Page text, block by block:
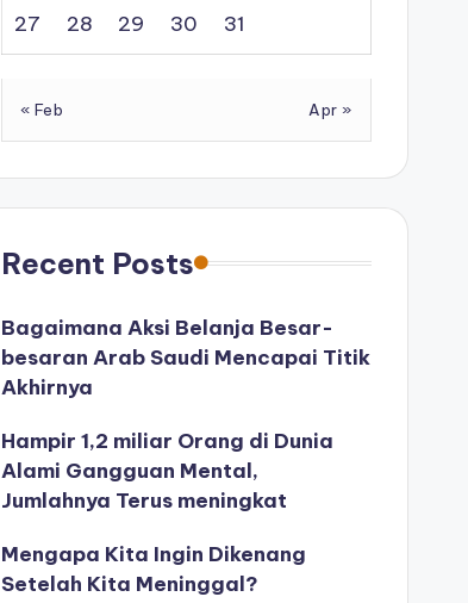
27 28 29 30 31
« Feb Apr »
Recent Posts
Bagaimana Aksi Belanja Besar-
besaran Arab Saudi Mencapai Titik
Akhirnya
Hampir 1,2 miliar Orang di Dunia
Alami Gangguan Mental,
Jumlahnya Terus meningkat
Mengapa Kita Ingin Dikenang
Setelah Kita Meninggal?